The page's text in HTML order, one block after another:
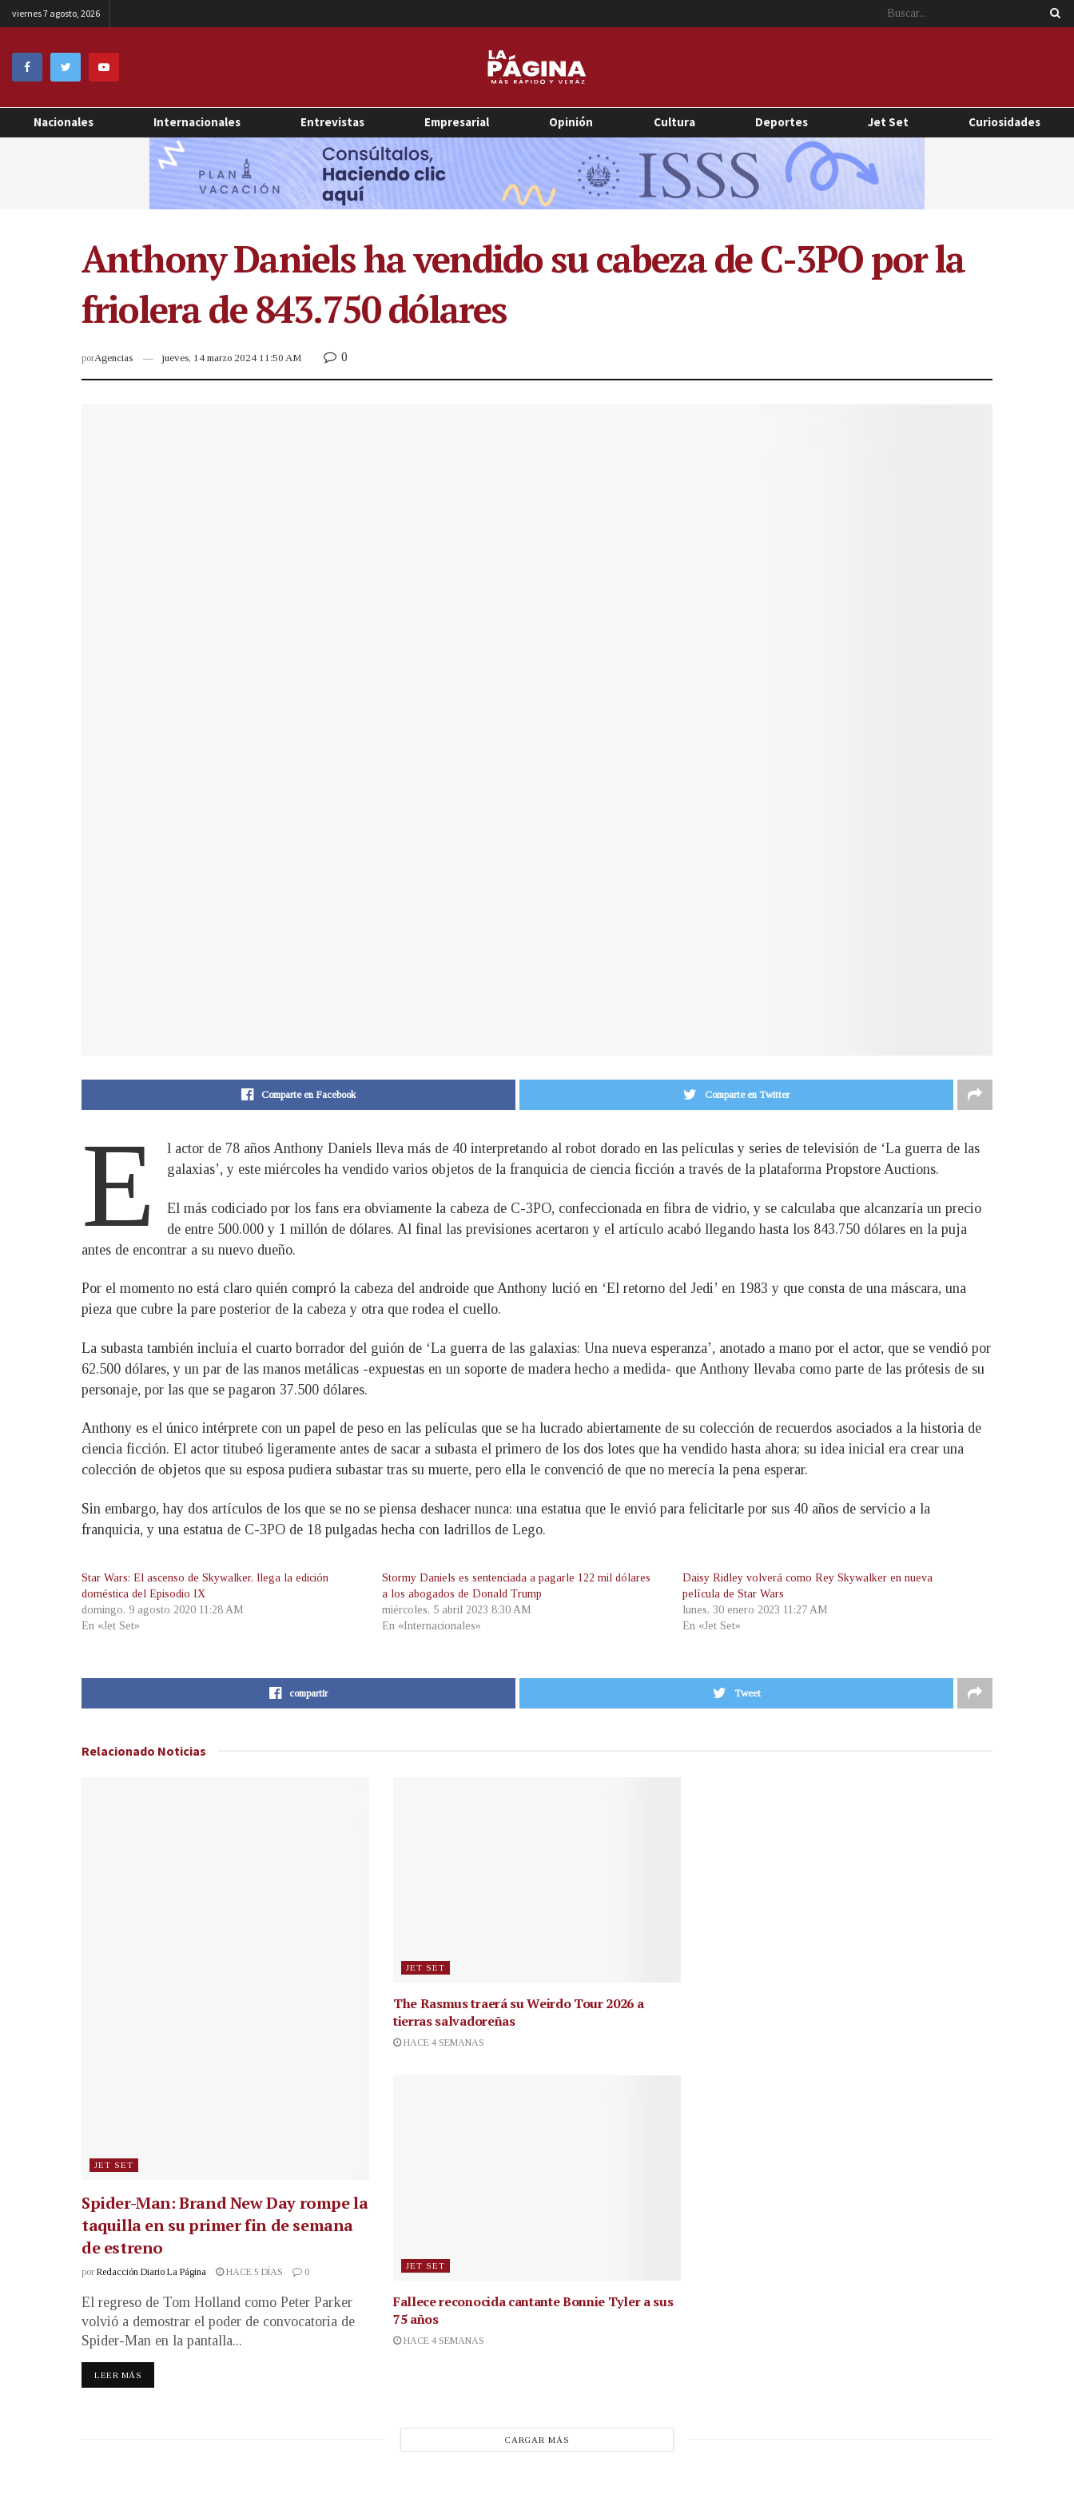
viernes 7 agosto, 2026
Nacionales Internacionales Entrevistas Empresarial Opinión Cultura Deportes Jet Set Curiosidades
Anthony Daniels ha vendido su cabeza de C-3PO por la
friolera de 843.750 dólares
porAgencias jueves, 14 marzo 2024 11:50 AM 0
Comparte en Facebook Comparte en Twitter
E
l actor de 78 años Anthony Daniels lleva más de 40 interpretando al robot dorado en las películas y series de televisión de ‘La guerra de las
galaxias’, y este miércoles ha vendido varios objetos de la franquicia de ciencia ficción a través de la plataforma Propstore Auctions.
El más codiciado por los fans era obviamente la cabeza de C-3PO, confeccionada en fibra de vidrio, y se calculaba que alcanzaría un precio
de entre 500.000 y 1 millón de dólares. Al final las previsiones acertaron y el artículo acabó llegando hasta los 843.750 dólares en la puja
antes de encontrar a su nuevo dueño.
Por el momento no está claro quién compró la cabeza del androide que Anthony lució en ‘El retorno del Jedi’ en 1983 y que consta de una máscara, una
pieza que cubre la pare posterior de la cabeza y otra que rodea el cuello.
La subasta también incluía el cuarto borrador del guión de ‘La guerra de las galaxias: Una nueva esperanza’, anotado a mano por el actor, que se vendió por
62.500 dólares, y un par de las manos metálicas -expuestas en un soporte de madera hecho a medida- que Anthony llevaba como parte de las prótesis de su
personaje, por las que se pagaron 37.500 dólares.
Anthony es el único intérprete con un papel de peso en las películas que se ha lucrado abiertamente de su colección de recuerdos asociados a la historia de
ciencia ficción. El actor titubeó ligeramente antes de sacar a subasta el primero de los dos lotes que ha vendido hasta ahora; su idea inicial era crear una
colección de objetos que su esposa pudiera subastar tras su muerte, pero ella le convenció de que no merecía la pena esperar.
Sin embargo, hay dos artículos de los que se no se piensa deshacer nunca: una estatua que le envió para felicitarle por sus 40 años de servicio a la
franquicia, y una estatua de C-3PO de 18 pulgadas hecha con ladrillos de Lego.
Star Wars: El ascenso de Skywalker, llega la edición
doméstica del Episodio IX
domingo, 9 agosto 2020 11:28 AM
En «Jet Set»
Stormy Daniels es sentenciada a pagarle 122 mil dólares
a los abogados de Donald Trump
miércoles, 5 abril 2023 8:30 AM
En «Internacionales»
Daisy Ridley volverá como Rey Skywalker en nueva
película de Star Wars
lunes, 30 enero 2023 11:27 AM
En «Jet Set»
compartir Tweet
Relacionado Noticias
JET SET
Spider-Man: Brand New Day rompe la
taquilla en su primer fin de semana
de estreno
por Redacción Diario La Página HACE 5 DÍAS 0
El regreso de Tom Holland como Peter Parker
volvió a demostrar el poder de convocatoria de
Spider-Man en la pantalla...
LEER MÁS
JET SET
The Rasmus traerá su Weirdo Tour 2026 a
tierras salvadoreñas
HACE 4 SEMANAS
JET SET
Fallece reconocida cantanteBonnie Tyler a sus
75 años
HACE 4 SEMANAS
CARGAR MÁS